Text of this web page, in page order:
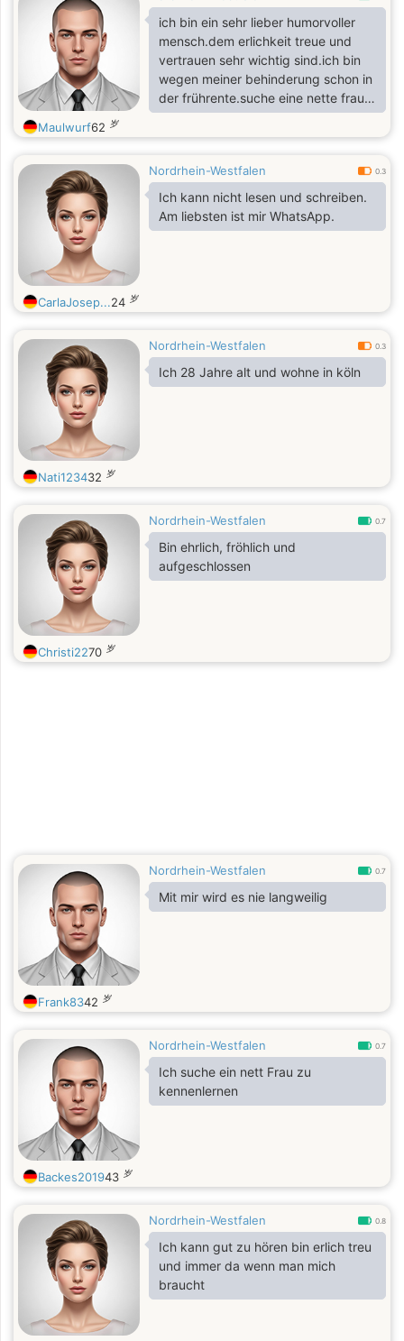
ich bin ein sehr lieber humorvoller
mensch.dem erlichkeit treue und
vertrauen sehr wichtig sind.ich bin
wegen meiner behinderung schon in
der frührente.suche eine nette frau
aus köln.
Maulwurf62 岁
Nordrhein-Westfalen 0.3
Ich kann nicht lesen und schreiben.
Am liebsten ist mir WhatsApp.
CarlaJosep...24 岁
Nordrhein-Westfalen 0.3
Ich 28 Jahre alt und wohne in köln
Nati123432 岁
Nordrhein-Westfalen 0.7
Bin ehrlich, fröhlich und
aufgeschlossen
Christi2270 岁
Nordrhein-Westfalen 0.7
Mit mir wird es nie langweilig
Frank8342 岁
Nordrhein-Westfalen 0.7
Ich suche ein nett Frau zu
kennenlernen
Backes201943 岁
Nordrhein-Westfalen 0.8
Ich kann gut zu hören bin erlich treu
und immer da wenn man mich
braucht